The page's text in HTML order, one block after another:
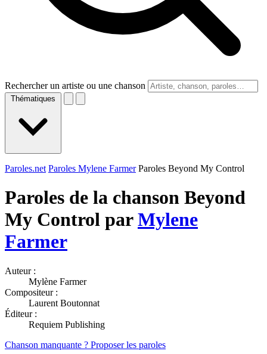
Rechercher un artiste ou une chanson
Thématiques
Paroles.net Paroles Mylene Farmer Paroles Beyond My Control
Paroles de la chanson Beyond
My Control parMylene
Farmer
Auteur :
Mylène Farmer
Compositeur :
Laurent Boutonnat
Éditeur :
Requiem Publishing
Chanson manquante ? Proposer les paroles